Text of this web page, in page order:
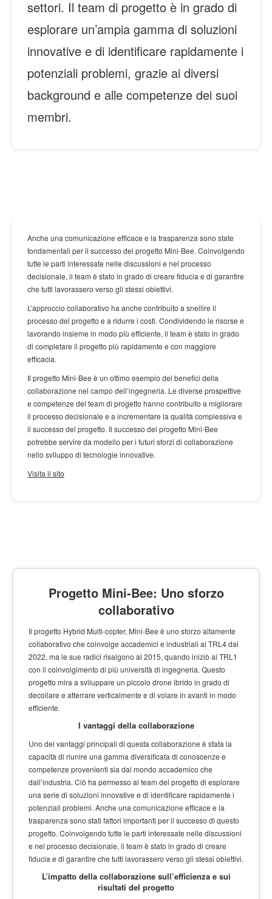
settori. Il team di progetto è in grado di
esplorare un’ampia gamma di soluzioni
innovative e di identificare rapidamente i
potenziali problemi, grazie ai diversi
background e alle competenze dei suoi
membri.
Anche una comunicazione efficace e la trasparenza sono state
fondamentali per il successo del progetto Mini-Bee. Coinvolgendo
tutte le parti interessate nelle discussioni e nel processo
decisionale, il team è stato in grado di creare fiducia e di garantire
che tutti lavorassero verso gli stessi obiettivi.
L’approccio collaborativo ha anche contribuito a snellire il
processo del progetto e a ridurre i costi. Condividendo le risorse e
lavorando insieme in modo più efficiente, il team è stato in grado
di completare il progetto più rapidamente e con maggiore
efficacia.
Il progetto Mini-Bee è un ottimo esempio dei benefici della
collaborazione nel campo dell’ingegneria. Le diverse prospettive
e competenze del team di progetto hanno contribuito a migliorare
il processo decisionale e a incrementare la qualità complessiva e
il successo del progetto. Il successo del progetto Mini-Bee
potrebbe servire da modello per i futuri sforzi di collaborazione
nello sviluppo di tecnologie innovative.
Visita il sito
Progetto Mini-Bee: Uno sforzo
collaborativo
Il progetto Hybrid Multi-copter, Mini-Bee è uno sforzo altamente
collaborativo che coinvolge accademici e industriali al TRL4 dal
2022, ma le sue radici risalgono al 2015, quando iniziò al TRL1
con il coinvolgimento di più università di ingegneria. Questo
progetto mira a sviluppare un piccolo drone ibrido in grado di
decollare e atterrare verticalmente e di volare in avanti in modo
efficiente.
I vantaggi della collaborazione
Uno dei vantaggi principali di questa collaborazione è stata la
capacità di riunire una gamma diversificata di conoscenze e
competenze provenienti sia dal mondo accademico che
dall’industria. Ciò ha permesso al team del progetto di esplorare
una serie di soluzioni innovative e di identificare rapidamente i
potenziali problemi. Anche una comunicazione efficace e la
trasparenza sono stati fattori importanti per il successo di questo
progetto. Coinvolgendo tutte le parti interessate nelle discussioni
e nel processo decisionale, il team è stato in grado di creare
fiducia e di garantire che tutti lavorassero verso gli stessi obiettivi.
L’impatto della collaborazione sull’efficienza e sui
risultati del progetto